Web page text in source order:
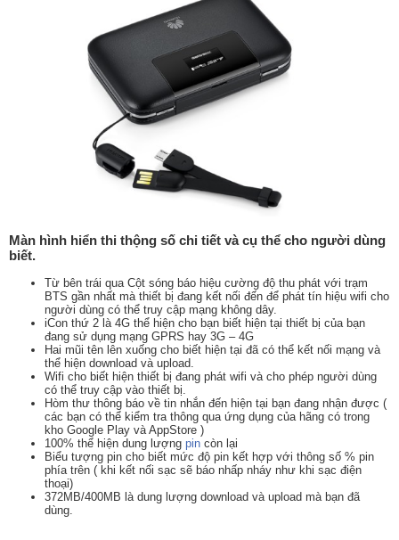
Màn hình hiển thi thộng số chi tiết và cụ thể cho người dùng
biết.
Từ bên trái qua Cột sóng báo hiệu cường độ thu phát với trạm
BTS gần nhất mà thiết bị đang kết nối đến để phát tín hiệu wifi cho
người dùng có thể truy cập mạng không dây.
iCon thứ 2 là 4G thể hiện cho bạn biết hiện tại thiết bị của bạn
đang sử dụng mạng GPRS hay 3G – 4G
Hai mũi tên lên xuống cho biết hiện tại đã có thể kết nối mạng và
thể hiện download và upload.
Wifi cho biết hiện thiết bị đang phát wifi và cho phép người dùng
có thể truy cập vào thiết bị.
Hòm thư thông báo về tin nhắn đến hiện tại bạn đang nhận được (
các bạn có thể kiểm tra thông qua ứng dụng của hãng có trong
kho Google Play và AppStore )
100% thể hiện dung lượng pin còn lại
Biểu tượng pin cho biết mức độ pin kết hợp với thông số % pin
phía trên ( khi kết nối sạc sẽ báo nhấp nháy như khi sạc điện
thoại)
372MB/400MB là dung lượng download và upload mà bạn đã
dùng.